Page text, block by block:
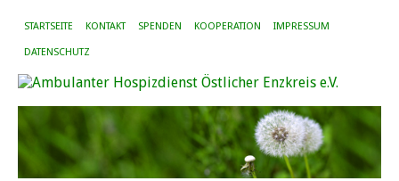
STARTSEITE KONTAKT SPENDEN KOOPERATION IMPRESSUM
DATENSCHUTZ